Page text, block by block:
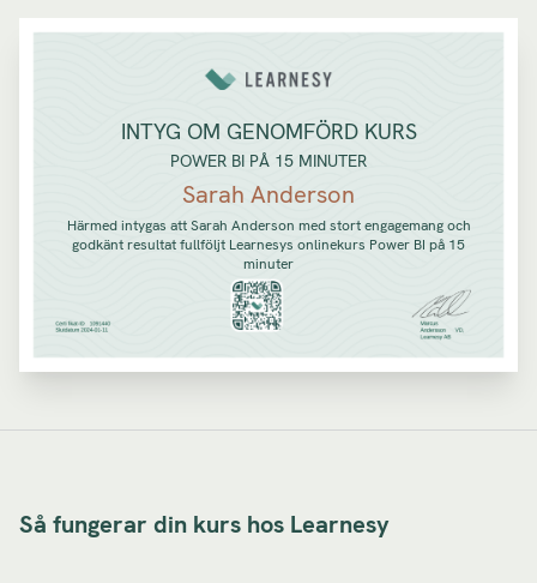
INTYG OM GENOMFÖRD KURS
POWER BI PÅ 15 MINUTER
Sarah Anderson
Härmed intygas att Sarah Anderson med stort engagemang och
godkänt resultat fullföljt Learnesys onlinekurs Power BI på 15
minuter
Så fungerar din kurs hos Learnesy